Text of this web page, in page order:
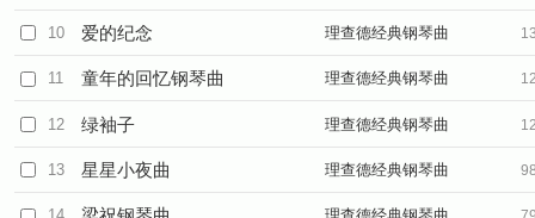
10 爱的纪念 理查德经典钢琴曲
11 童年的回忆钢琴曲 理查德经典钢琴曲
12 绿袖子 理查德经典钢琴曲
13 星星小夜曲 理查德经典钢琴曲